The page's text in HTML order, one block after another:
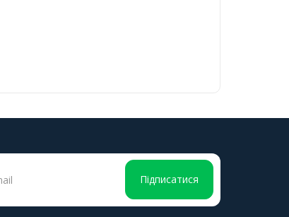
Підписатися